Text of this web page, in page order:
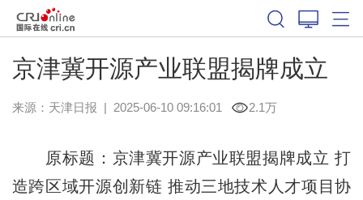
京津冀开源产业联盟揭牌成立
来源： 天津日报 | 2025-06-10 09:16:01 2.1万
原标题：京津冀开源产业联盟揭牌成立 打
造跨区域开源创新链 推动三地技术人才项目协